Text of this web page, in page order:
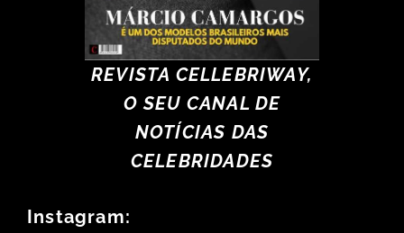
REVISTA CELLEBRIWAY,
O SEU CANAL DE
NOTÍCIAS DAS
CELEBRIDADES
Instagram: